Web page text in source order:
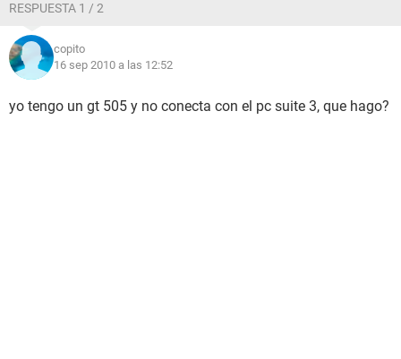
RESPUESTA 1 / 2
copito
16 sep 2010 a las 12:52
yo tengo un gt 505 y no conecta con el pc suite 3, que hago?